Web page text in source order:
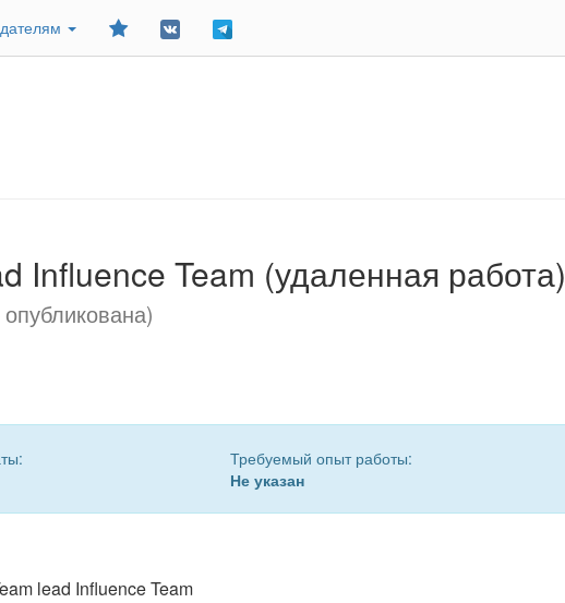
Добавить
Influence Team (удаленная работа)
Требуемый опыт работы:
Не указан
lead Influence Team